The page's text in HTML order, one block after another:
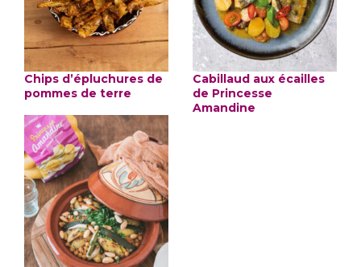
Chips d’épluchures de
pommes de terre
Cabillaud aux écailles
de Princesse
Amandine